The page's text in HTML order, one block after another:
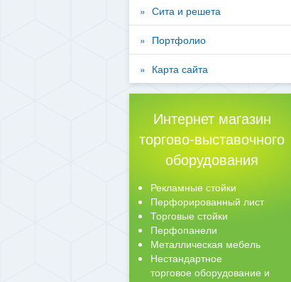
Сита и решета
Портфолио
Карта сайта
Интернет магазин
торгово-выставочного
оборудования
Рекламные стойки
Перфорированный лист
Торговые стойки
Перфопанели
Металлическая мебель
Нестандартное
торговое оборудование и